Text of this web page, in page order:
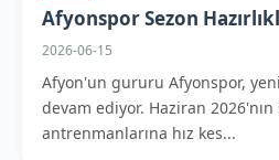
Afyonspor Sezon
2026-06-15
Afyon'un gururu Afyonspor,
devam ediyor. Haziran
antrenmanlarına hız kes...